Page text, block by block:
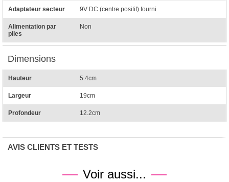
Adaptateur secteur 9V DC (centre positif) fourni
Alimentation par
piles
Non
Dimensions
Hauteur 5.4cm
Largeur 19cm
Profondeur 12.2cm
AVIS CLIENTS ET TESTS
Voir aussi...